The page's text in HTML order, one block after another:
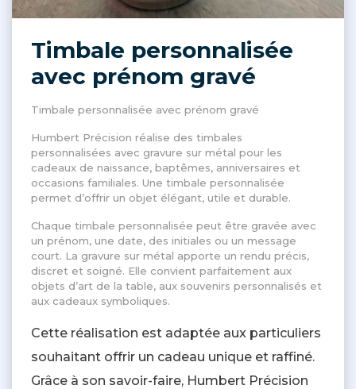
Timbale personnalisée
avec prénom gravé
Timbale personnalisée avec prénom gravé
Humbert Précision réalise des timbales
personnalisées avec gravure sur métal pour les
cadeaux de naissance, baptêmes, anniversaires et
occasions familiales. Une timbale personnalisée
permet d’offrir un objet élégant, utile et durable.
Chaque timbale personnalisée peut être gravée avec
un prénom, une date, des initiales ou un message
court. La gravure sur métal apporte un rendu précis,
discret et soigné. Elle convient parfaitement aux
objets d’art de la table, aux souvenirs personnalisés et
aux cadeaux symboliques.
Cette réalisation est adaptée aux particuliers
souhaitant offrir un cadeau unique et raffiné.
Grâce à son savoir-faire, Humbert Précision